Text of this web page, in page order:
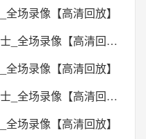
场录像【高清回放】
2026年05月26日 尼克斯VS骑士_全场录像【高清回放】
场录像【高清回放】
2026年05月24日 尼克斯VS骑士_全场录像【高清回放】
场录像【高清回放】